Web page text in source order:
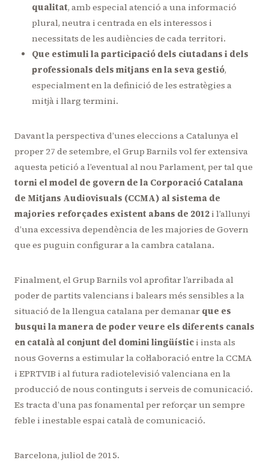
qualitat, amb especial atenció a una informació
plural, neutra i centrada en els interessos i
necessitats de les audiències de cada territori.
Que estimuli la participació dels ciutadans i dels
professionals dels mitjans en la seva gestió,
especialment en la definició de les estratègies a
mitjà i llarg termini.
Davant la perspectiva d’unes eleccions a Catalunya el
proper 27 de setembre, el Grup Barnils vol fer extensiva
aquesta petició a l’eventual al nou Parlament, per tal que
torni el model de govern de la Corporació Catalana
de Mitjans Audiovisuals (CCMA) al sistema de
majories reforçades existent abans de 2012 i l’allunyi
d’una excessiva dependència de les majories de Govern
que es puguin configurar a la cambra catalana.
Finalment, el Grup Barnils vol aprofitar l’arribada al
poder de partits valencians i balears més sensibles a la
situació de la llengua catalana per demanar que es
busqui la manera de poder veure els diferents canals
en català al conjunt del domini lingüístic i insta als
nous Governs a estimular la col·laboració entre la CCMA
i EPRTVIB i al futura radiotelevisió valenciana en la
producció de nous continguts i serveis de comunicació.
Es tracta d’una pas fonamental per reforçar un sempre
feble i inestable espai català de comunicació.
Barcelona, juliol de 2015.